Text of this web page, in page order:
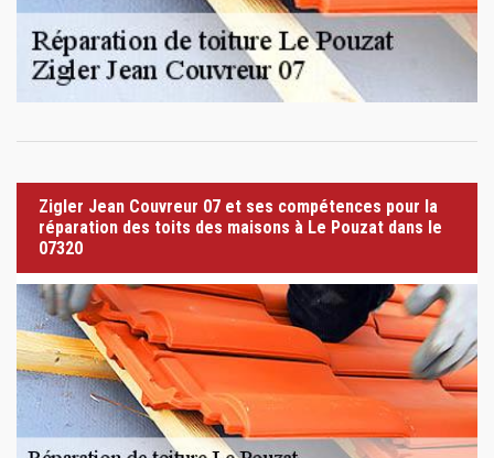
Zigler Jean Couvreur 07 et ses compétences pour la
réparation des toits des maisons à Le Pouzat dans le
07320